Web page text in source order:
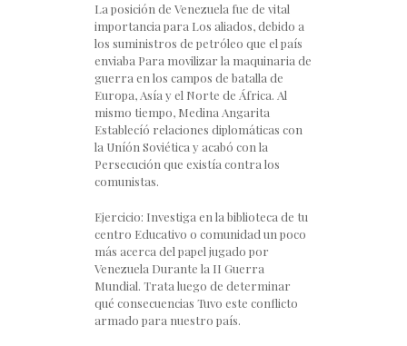
La posición de Venezuela fue de vital
importancia para Los aliados, debido a
los suministros de petróleo que el país
enviaba Para movilizar la maquinaria de
guerra en los campos de batalla de
Europa, Asía y el Norte de África. Al
mismo tiempo, Medina Angarita
Establecíó relaciones diplomáticas con
la Uníón Soviética y acabó con la
Persecución que existía contra los
comunistas.
Ejercicio: Investiga en la biblioteca de tu
centro Educativo o comunidad un poco
más acerca del papel jugado por
Venezuela Durante la II Guerra
Mundial. Trata luego de determinar
qué consecuencias Tuvo este conflicto
armado para nuestro país.